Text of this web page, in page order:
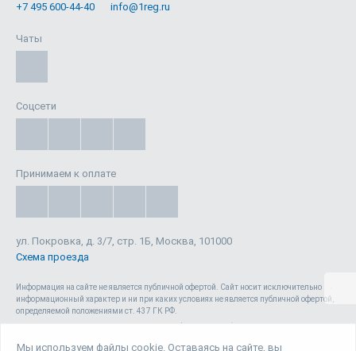
+7 495 600-44-40 info@1reg.ru
Чаты
Соцсети
Принимаем к оплате
ул. Покровка, д. 3/7, стр. 1Б, Москва, 101000
Схема проезда
Информация на сайте не является публичной офертой. Cайт носит исключительно
информационный характер и ни при каких условиях не является публичной офертой,
определяемой положениями ст. 437 ГК РФ.
Мы используем файлы cookie. Оставаясь на сайте, вы